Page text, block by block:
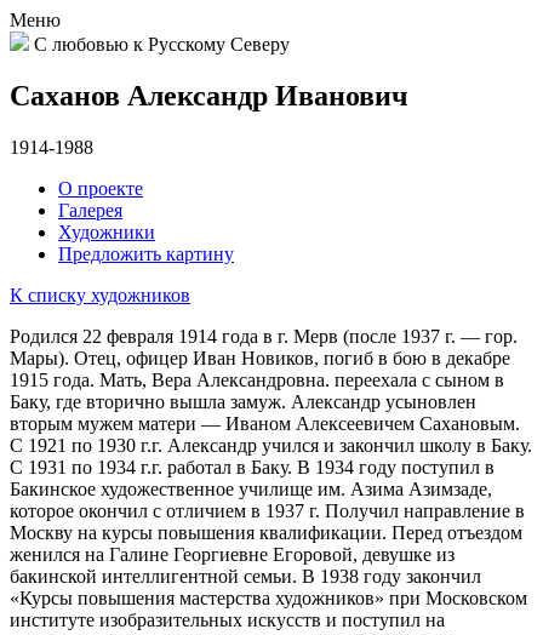
Меню
С любовью к Русскому Северу
Саханов Александр Иванович
1914-1988
О проекте
Галерея
Художники
Предложить картину
К списку художников
Родился 22 февраля 1914 года в г. Мерв (после 1937 г. — гор.
Мары). Отец, офицер Иван Новиков, погиб в бою в декабре
1915 года. Мать, Вера Александровна. переехала с сыном в
Баку, где вторично вышла замуж. Александр усыновлен
вторым мужем матери — Иваном Алексеевичем Сахановым.
С 1921 по 1930 г.г. Александр учился и закончил школу в Баку.
С 1931 по 1934 г.г. работал в Баку. В 1934 году поступил в
Бакинское художественное училище им. Азима Азимзаде,
которое окончил с отличием в 1937 г. Получил направление в
Москву на курсы повышения квалификации. Перед отъездом
женился на Галине Георгиевне Егоровой, девушке из
бакинской интеллигентной семьи. В 1938 году закончил
«Курсы повышения мастерства художников» при Московском
институте изобразительных искусств и поступил на